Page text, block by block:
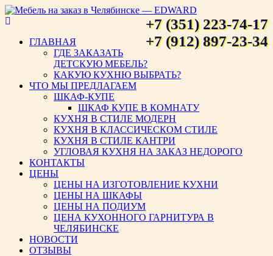
Мебель на заказ в Челябинске
— EDWARD
+7 (351) 223-74-17
+7 (912) 897-23-34
ГЛАВНАЯ
ГДЕ ЗАКАЗАТЬ
ДЕТСКУЮ МЕБЕЛЬ?
КАКУЮ КУХНЮ ВЫБРАТЬ?
ЧТО МЫ ПРЕДЛАГАЕМ
ШКАФ-КУПЕ
ШКАФ КУПЕ В КОМНАТУ
КУХНЯ В СТИЛЕ МОДЕРН
КУХНЯ В КЛАССИЧЕСКОМ СТИЛЕ
КУХНЯ В СТИЛЕ КАНТРИ
УГЛОВАЯ КУХНЯ НА ЗАКАЗ НЕДОРОГО
КОНТАКТЫ
ЦЕНЫ
ЦЕНЫ НА ИЗГОТОВЛЕНИЕ КУХНИ
ЦЕНЫ НА ШКАФЫ
ЦЕНЫ НА ПОДИУМ
ЦЕНА КУХОННОГО ГАРНИТУРА В
ЧЕЛЯБИНСКЕ
НОВОСТИ
ОТЗЫВЫ